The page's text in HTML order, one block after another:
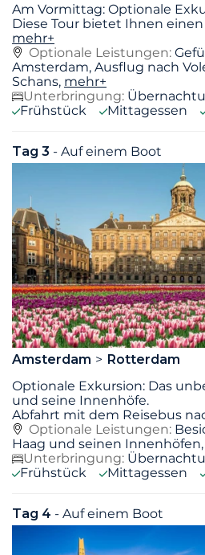
Am Vormittag: Optionale
Diese Tour bietet Ihnen
mehr+
Optionale Leistungen:
Amsterdam, Ausflug nach
Schans, mehr+
Unterbringung:
Frühstück
Mittagessen
Tag 3 - Auf einem Boot
Amsterdam
Rotterdam
Optionale Exkursion: Das
und seine Innenhöfe.
Abfahrt mit dem Reisebus
Optionale Leistungen:
Haag und seinen Innenhöfen,
Unterbringung:
Frühstück
Mittagessen
Tag 4 - Auf einem Boot